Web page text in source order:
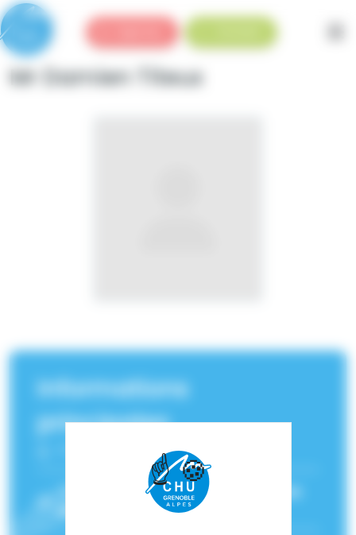
Mr Damien Titeux
Informations
principales
Infirmier
Service(s) de rattachement :
gériatrique - Voiron
Panneau de gestion des cookies